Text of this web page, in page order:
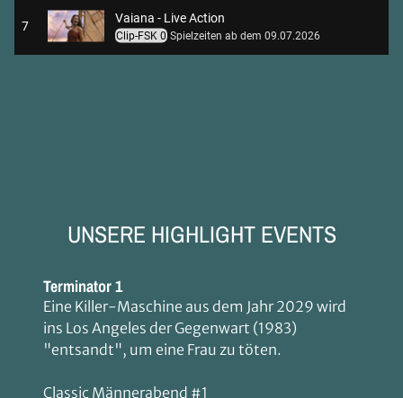
7
Vaiana - Live Action
Clip-FSK 0 Spielzeiten ab dem 09.07.2026
UNSERE HIGHLIGHT EVENTS
Terminator 1
Eine Killer-Maschine aus dem Jahr 2029 wird
ins Los Angeles der Gegenwart (1983)
"entsandt", um eine Frau zu töten.
Classic Männerabend #1